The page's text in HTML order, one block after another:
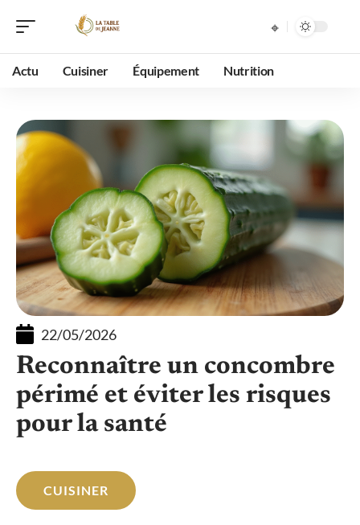
Actu Cuisiner Équipement Nutrition
22/05/2026
Reconnaître un concombre
périmé et éviter les risques
pour la santé
CUISINER